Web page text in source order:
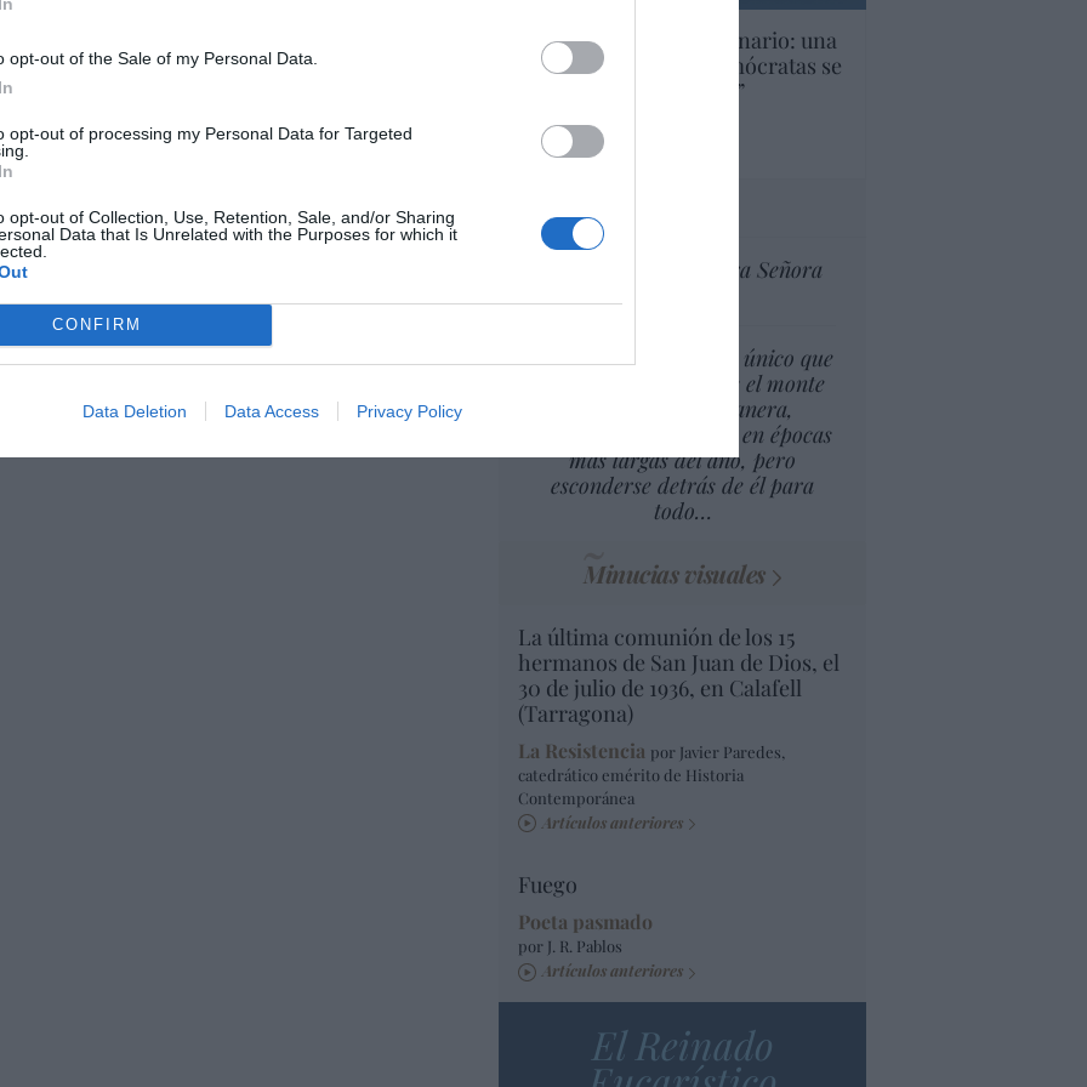
opt-out of the Sale of my Personal Data.
opt-out of processing my Personal Data for Targeted
opt-out of Collection, Use, Retention, Sale, and/or Sharing
Data that Is Unrelated with the Purposes for which it
CONFIRM
Data Deletion Data Access Privacy Policy
Ceuta es España. Tenemos un
en connivencia con Marruecos”: acusa
08/26 11:30
las dos columnas de Hércules
06/08/26 07:58
EEUU. Inquietante escenario: una
tercera parte de los demócratas se
define como “socialista”
por Ignacio Aguirre
Artículos anteriores
Ceuta celebra Nuestra Señora
El cambio climático lo único que
puede suponer es que el monte
esté, de alguna manera,
disponible para arder en épocas
más largas del año, pero
esconderse detrás de él para
todo…
Minucias visuales
La última comunión de los 15
hermanos de San Juan de Dios, el
30 de julio de 1936, en Calafell
(Tarragona)
La Resistencia por Javier Paredes,
catedrático emérito de Historia
Contemporánea
Artículos anteriores
Fuego
Poeta pasmado
por J. R. Pablos
Artículos anteriores
El Reinado